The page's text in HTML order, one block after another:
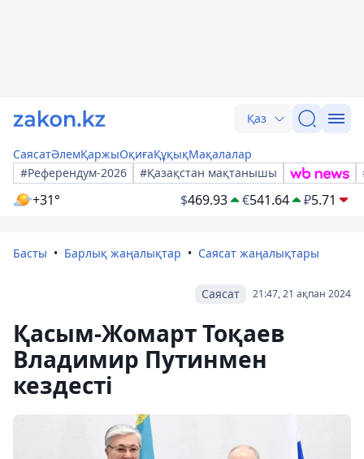
Қаз
СаясатӘлемҚаржыОқиғаҚұқықМақалалар
#Референдум-2026
#Қазақстан мақтанышы
+31° $469.93 €541.64 ₽5.71
Басты Барлық жаңалықтар Саясат жаңалықтары
21:47, 21 ақпан 2024
Саясат
Қасым-Жомарт Тоқаев
Владимир Путинмен
кездесті